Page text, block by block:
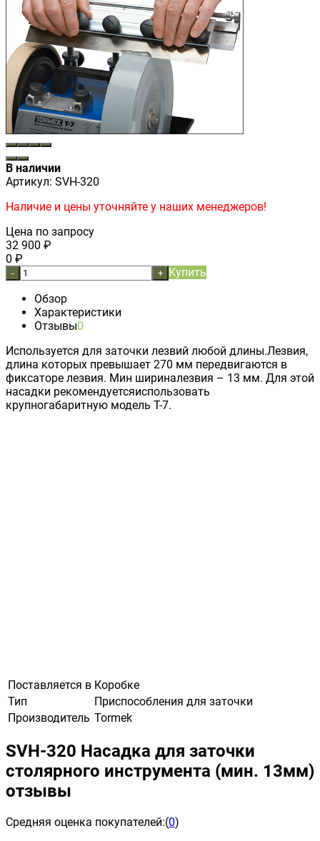
В наличии
Артикул: SVH-320
Наличие и цены уточняйте у наших менеджеров!
Цена по запросу
32 900 ₽
0 ₽
- + Купить
Обзор
Характеристики
Отзывы0
Используется для заточки лезвий любой длины.Лезвия,
длина которых превышает 270 мм передвигаются в
фиксаторе лезвия. Mин шириналезвия – 13 мм. Для этой
насадки рекомендуетсяиспользовать
крупногабаритную модель T-7.
Поставляется в Коробке
Тип
Приспособления для заточки
Производитель Tormek
SVH-320 Насадка для заточки
столярного инструмента (мин. 13мм)
отзывы
Средняя оценка покупателей:(0)